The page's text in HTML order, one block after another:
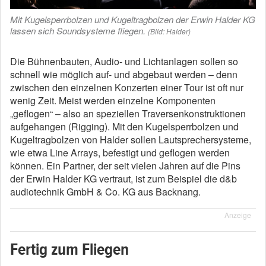
Mit Kugelsperrbolzen und Kugeltragbolzen der Erwin Halder KG
lassen sich Soundsysteme fliegen. (Bild: Halder)
Die Bühnenbauten, Audio- und Lichtanlagen sollen so
schnell wie möglich auf- und abgebaut werden – denn
zwischen den einzelnen Konzerten einer Tour ist oft nur
wenig Zeit. Meist werden einzelne Komponenten
„geflogen“ – also an speziellen Traversenkonstruktionen
aufgehangen (Rigging). Mit den Kugelsperrbolzen und
Kugeltragbolzen von Halder sollen Lautsprechersysteme,
wie etwa Line Arrays, befestigt und geflogen werden
können. Ein Partner, der seit vielen Jahren auf die Pins
der Erwin Halder KG vertraut, ist zum Beispiel die d&b
audiotechnik GmbH & Co. KG aus Backnang.
Anzeige
Fertig zum Fliegen